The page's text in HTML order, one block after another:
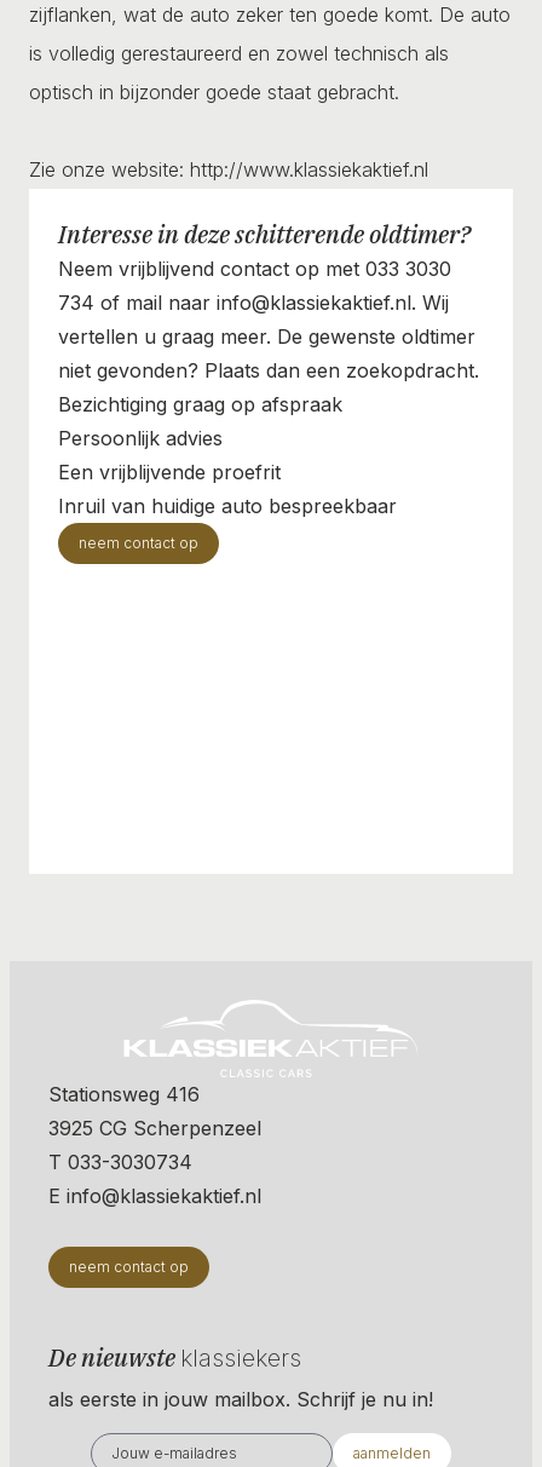
zijflanken, wat de auto zeker ten goede komt. De auto
is volledig gerestaureerd en zowel technisch als
optisch in bijzonder goede staat gebracht.
Zie onze website: http://www.klassiekaktief.nl
Interesse in deze schitterende oldtimer?
Neem vrijblijvend contact op met 033 3030
734 of mail naar info@klassiekaktief.nl. Wij
vertellen u graag meer. De gewenste oldtimer
niet gevonden? Plaats dan een zoekopdracht.
Bezichtiging graag op afspraak
Persoonlijk advies
Een vrijblijvende proefrit
Inruil van huidige auto bespreekbaar
neem contact op
Stationsweg 416
3925 CG Scherpenzeel
T 033-3030734
E info@klassiekaktief.nl
neem contact op
De nieuwste klassiekers
als eerste in jouw mailbox. Schrijf je nu in!
aanmelden